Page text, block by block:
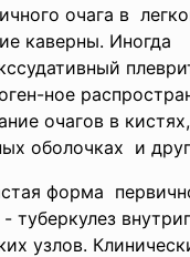
очага в
каверны. Иногда
ное
очагов в
оболочках и
форма
- туберкулез
узлов.